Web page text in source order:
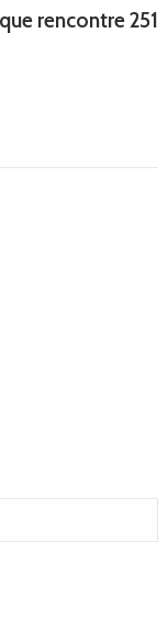
rencontre 251